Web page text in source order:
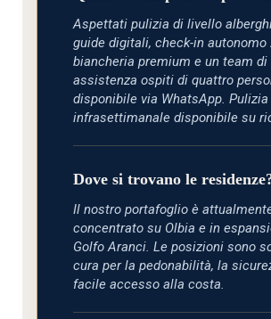
Aspettati pulizia di livello
guide digitali, check-in autonomo
biancheria premium e un team di
assistenza ospiti di quattro
disponibile via WhatsApp. Pulizia
infrasettimanale disponibile su
Dove si trovano le
Il nostro portafoglio è
concentrato su Olbia e in
Golfo Aranci. Le posizioni sono
cura per la pedonabilità, la
facile accesso alla costa.